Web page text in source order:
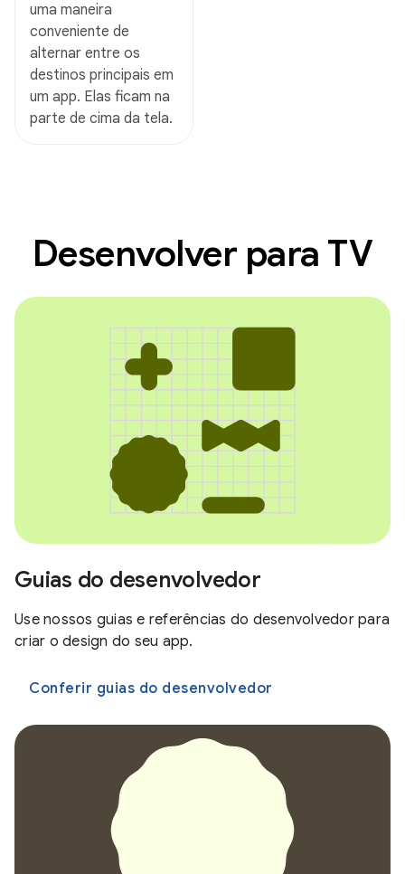
uma maneira
conveniente de
alternar entre os
destinos principais em
um app. Elas ficam na
parte de cima da tela.
Desenvolver para TV
Guias do desenvolvedor
Use nossos guias e referências do desenvolvedor para
criar o design do seu app.
Conferir guias do desenvolvedor